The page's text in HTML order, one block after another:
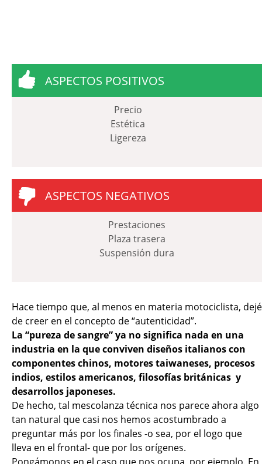
ASPECTOS POSITIVOS
Precio
Estética
Ligereza
ASPECTOS NEGATIVOS
Prestaciones
Plaza trasera
Suspensión dura
Hace tiempo que, al menos en materia motociclista, dejé
de creer en el concepto de “autenticidad”.
La “pureza de sangre” ya no significa nada en una
industria en la que conviven diseños italianos con
componentes chinos, motores taiwaneses, procesos
indios, estilos americanos, filosofías británicas y
desarrollos japoneses.
De hecho, tal mescolanza técnica nos parece ahora algo
tan natural que casi nos hemos acostumbrado a
preguntar más por los finales -o sea, por el logo que
lleva en el frontal- que por los orígenes.